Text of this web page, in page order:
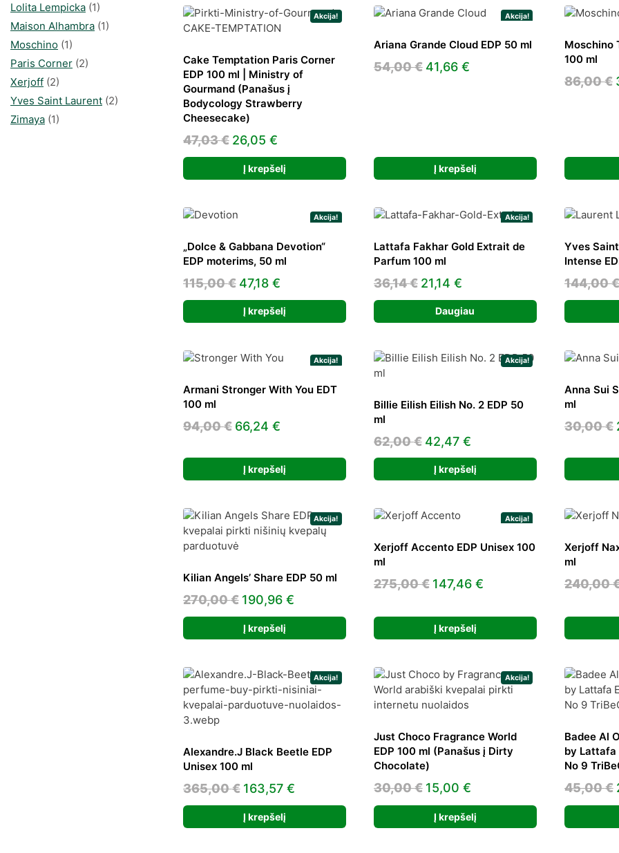
Akcija!
Cake Temptation Paris Corner
EDP 100 ml | Ministry of
Gourmand (Panašus į
Bodycology Strawberry
Cheesecake)
47,03€ Original
price
was:
26,05 €Current
price
is:
Į krepšelį
Akcija!
Ariana Grande Cloud EDP 50 ml
54,00€ Original
41,66 €Current
Į krepšelį
Moschino
100 ml
86,00€
Akcija!
„Dolce & Gabbana Devotion“
EDP moterims, 50 ml
115,00€ Original
price
was:
47,18 €Current
price
is:
Į krepšelį
Akcija!
Lattafa Fakhar Gold Extrait de
Parfum 100 ml
36,14€ Original
price
was:
21,14 €Current
price
is:
Daugiau
Yves
Intense
144,00€
Akcija!
Armani Stronger With You EDT
100 ml
94,00€ Original
was:
94,00 €.
66,24 €Current
is:
66,24 €.
Į krepšelį
Akcija!
Billie Eilish Eilish No. 2 EDP 50
ml
62,00€ Original
price
was:
42,47 €Current
price
is:
Į krepšelį
Anna Sui
ml
30,00€
Akcija!
Kilian Angels’ Share EDP 50 ml
270,00€ Original
price
was:
190,96 €Current
price
is:
Į krepšelį
Akcija!
Xerjoff Accento EDP Unisex 100
ml
275,00€ Original
was:
275,00 €.
147,46 €Current
is:
147,46 €.
Į krepšelį
Xerjoff
ml
240,00
Akcija!
Alexandre.J Black Beetle EDP
Unisex 100 ml
365,00€ Original
price
was:
163,57 €Current
price
is:
Į krepšelį
Akcija!
Just Choco Fragrance World
EDP 100 ml (Panašus į Dirty
Chocolate)
30,00€ Original
price
was:
15,00 €Current
price
is:
Į krepšelį
Badee Al
by Lattafa
No 9
45,00€
Lolita Lempicka (1)
Maison Alhambra (1)
Moschino (1)
Paris Corner (2)
Xerjoff (2)
Yves Saint Laurent (2)
Zimaya (1)